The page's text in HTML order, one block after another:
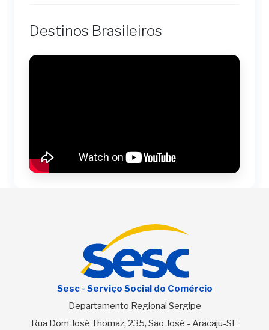
Destinos Brasileiros
Sesc - Serviço Social do Comércio
Departamento Regional Sergipe
Rua Dom José Thomaz, 235, São José - Aracaju-SE